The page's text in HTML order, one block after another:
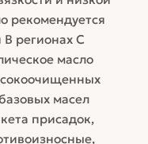
рекомендуется
регионах C
масло
масел
присадок,